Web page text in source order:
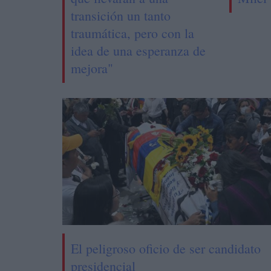
transición un tanto
traumática, pero con la
idea de una esperanza de
mejora"
El peligroso oficio de ser candidato
presidencial